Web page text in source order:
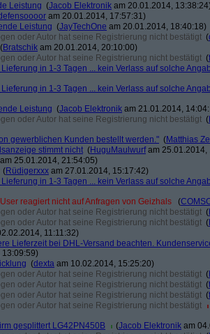
Leistung (Jacob Elektronik am 20.01.2014,
am 20.01.2014, 17:57:31)
Leistung (JayTechOne am 20.01.2014, 18:40:18)
oder Autor hat seine Registrierung nicht bestätigt (
(Bratschik am 20.01.2014, 20:10:00)
oder Autor hat seine Registrierung nicht bestätigt (
in 1-3 Tagen ... kein Verlass auf solche
in 1-3 Tagen ... kein Verlass auf solche
Leistung (Jacob Elektronik am 21.01.2014,
oder Autor hat seine Registrierung nicht bestätigt (
gewerblichen Kunden bestellt werden." (Matthias
stimmt nicht (HuguMaulwurfam 25.01.2014,
am 25.01.2014, 21:54:05)
(Rüdigerxxx am 27.01.2014, 15:17:42)
in 1-3 Tagen ... kein Verlass auf solche
reagiert nicht auf Anfragen von Geizhals (
oder Autor hat seine Registrierung nicht bestätigt (
oder Autor hat seine Registrierung nicht bestätigt (
11:11:32)
Lieferzeit bei DHL-Versand beachten.
(dexta am 10.02.2014, 15:25:20)
oder Autor hat seine Registrierung nicht bestätigt (
oder Autor hat seine Registrierung nicht bestätigt (
oder Autor hat seine Registrierung nicht bestätigt (
oder Autor hat seine Registrierung nicht bestätigt
gesplittert LG42PN450B
(Jacob Elektronik am